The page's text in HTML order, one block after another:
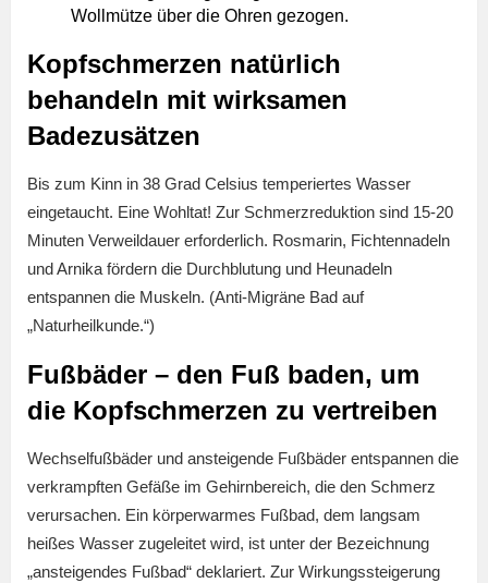
Wollmütze über die Ohren gezogen.
Kopfschmerzen natürlich
behandeln mit wirksamen
Badezusätzen
Bis zum Kinn in 38 Grad Celsius temperiertes Wasser
eingetaucht. Eine Wohltat! Zur Schmerzreduktion sind 15-20
Minuten Verweildauer erforderlich. Rosmarin, Fichtennadeln
und Arnika fördern die Durchblutung und Heunadeln
entspannen die Muskeln. (Anti-Migräne Bad auf
„Naturheilkunde.“)
Fußbäder – den Fuß baden, um
die Kopfschmerzen zu vertreiben
Wechselfußbäder und ansteigende Fußbäder entspannen die
verkrampften Gefäße im Gehirnbereich, die den Schmerz
verursachen. Ein körperwarmes Fußbad, dem langsam
heißes Wasser zugeleitet wird, ist unter der Bezeichnung
„ansteigendes Fußbad“ deklariert. Zur Wirkungssteigerung